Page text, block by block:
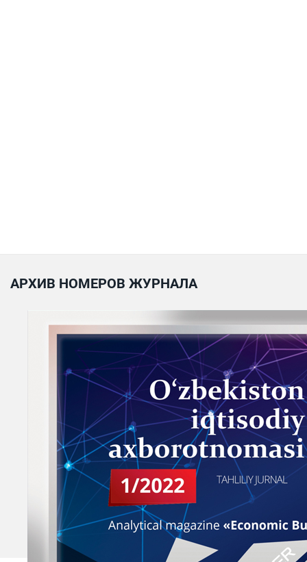
АРХИВ НОМЕРОВ ЖУРНАЛА